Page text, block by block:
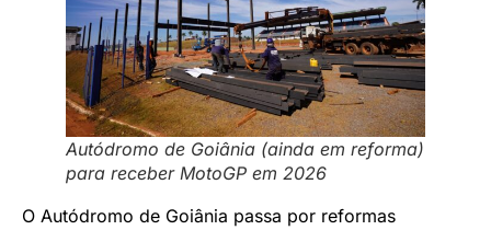
Autódromo de Goiânia (ainda em reforma)
para receber MotoGP em 2026
O Autódromo de Goiânia passa por reformas